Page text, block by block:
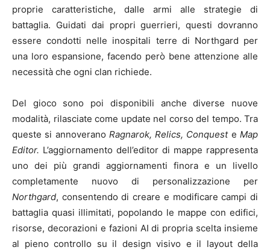
proprie caratteristiche, dalle armi alle strategie di
battaglia. Guidati dai propri guerrieri, questi dovranno
essere condotti nelle inospitali terre di Northgard per
una loro espansione, facendo però bene attenzione alle
necessità che ogni clan richiede.
Del gioco sono poi disponibili anche diverse nuove
modalità, rilasciate come update nel corso del tempo. Tra
queste si annoverano Ragnarok, Relics, ConquesteMap
Editor. L’aggiornamento dell’editor di mappe rappresenta
uno dei più grandi aggiornamenti finora e un livello
completamente nuovo di personalizzazione per
Northgard, consentendo di creare e modificare campi di
battaglia quasi illimitati, popolando le mappe con edifici,
risorse, decorazioni e fazioni AI di propria scelta insieme
al pieno controllo su il design visivo e il layout della